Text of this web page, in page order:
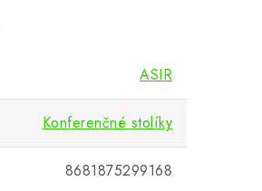
ASIR
Konferenčné stolíky
8681875299168